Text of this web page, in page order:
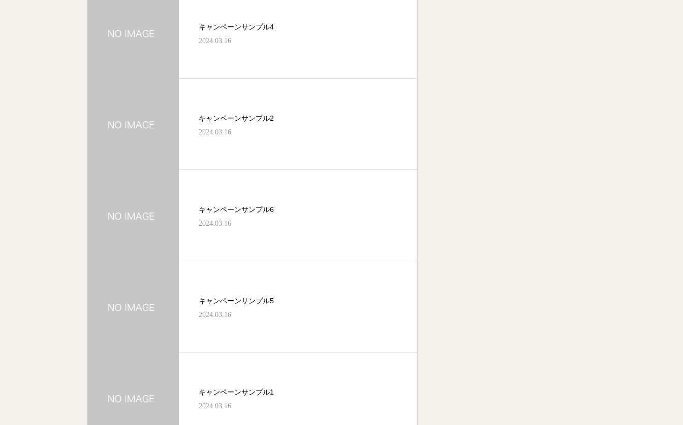
キャンペーンサンプル4
2024.03.16
キャンペーンサンプル2
2024.03.16
キャンペーンサンプル6
2024.03.16
キャンペーンサンプル5
2024.03.16
キャンペーンサンプル1
2024.03.16